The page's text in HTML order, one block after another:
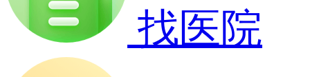
找医院